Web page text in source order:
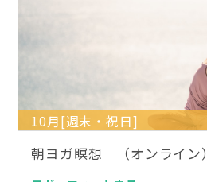
10月[週末・祝日]
朝ヨガ瞑想 （オンライン）